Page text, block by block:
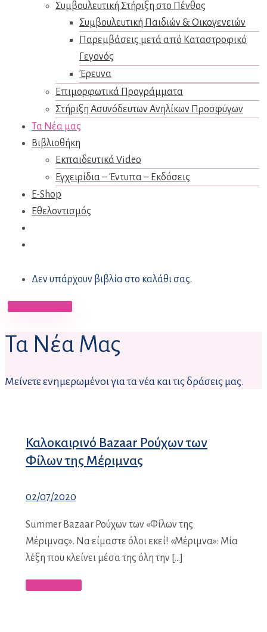
Συμβουλευτική Στήριξη στο Πένθος
Συμβουλευτική Παιδιών & Οικογενειών
Παρεμβάσεις μετά από Καταστροφικό
Γεγονός
Έρευνα
Επιμορφωτικά Προγράμματα
Στήριξη Ασυνόδευτων Ανηλίκων Προσφύγων
Τα Νέα μας
Βιβλιοθήκη
Εκπαιδευτικά Video
Εγχειρίδια – Έντυπα – Εκδόσεις
E-Shop
Εθελοντισμός
Δεν υπάρχουν βιβλία στο καλάθι σας.
Τα Νέα Μας
Μείνετε ενημερωμένοι για τα νέα και τις δράσεις μας.
Καλοκαιρινό Bazaar Ρούχων των
Φίλων της Μέριμνας
02/07/2020
Summer Bazaar Ρούχων των «Φίλων της
Μέριμνας». Να είμαστε όλοι εκεί! «Μέριμνα»: Μία
λέξη που κλείνει μέσα της όλη την […]